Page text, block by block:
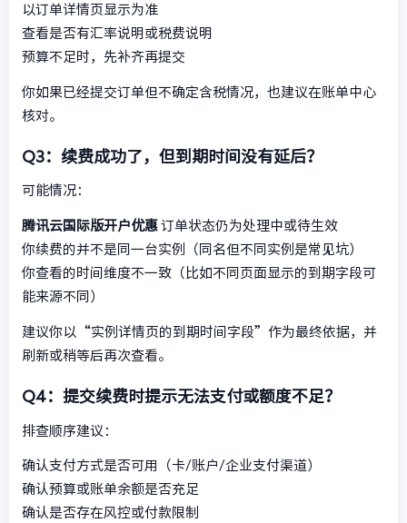
以订单详情页显示为准
查看是否有汇率说明或税费说明
预算不足时，先补齐再提交
你如果已经提交订单但不确定含税情况，也建议在账单中心
核对。
Q3：续费成功了，但到期时间没有延后？
可能情况：
腾讯云国际版开户优惠 订单状态仍为处理中或待生效
你续费的并不是同一台实例（同名但不同实例是常见坑）
你查看的时间维度不一致（比如不同页面显示的到期字段可
能来源不同）
建议你以“实例详情页的到期时间字段”作为最终依据，并
刷新或稍等后再次查看。
Q4：提交续费时提示无法支付或额度不足？
排查顺序建议：
确认支付方式是否可用（卡/账户/企业支付渠道）
确认预算或账单余额是否充足
确认是否存在风控或付款限制